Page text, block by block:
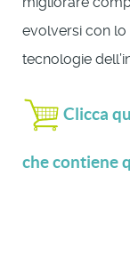
evolversi con
tecnologie
Clicca
che contiene